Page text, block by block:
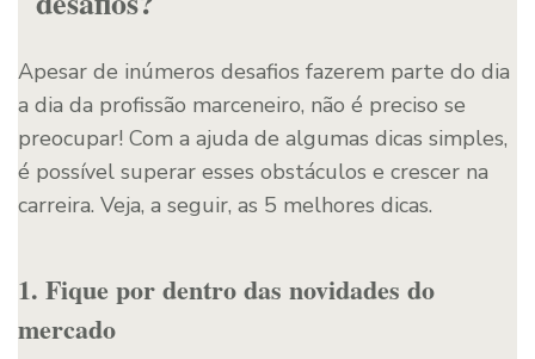
Apesar de inúmeros desafios fazerem parte do dia
a dia da profissão marceneiro, não é preciso se
preocupar! Com a ajuda de algumas dicas simples,
é possível superar esses obstáculos e crescer na
carreira. Veja, a seguir, as 5 melhores dicas.
1. Fique por dentro das novidades do
mercado